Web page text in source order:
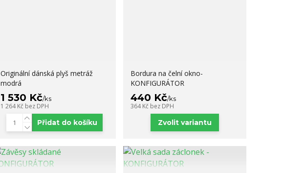
Originální dánská plyš metráž
modrá
1 530 Kč/ks
1 264 Kč bez DPH
Přidat do košíku
Bordura na čelní okno-
KONFIGURÁTOR
440 Kč/ks
364 Kč bez DPH
Zvolit variantu